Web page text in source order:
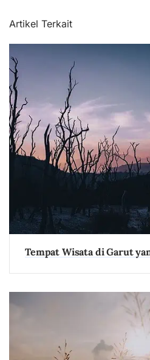
Artikel Terkait
Tempat Wisata di Garut